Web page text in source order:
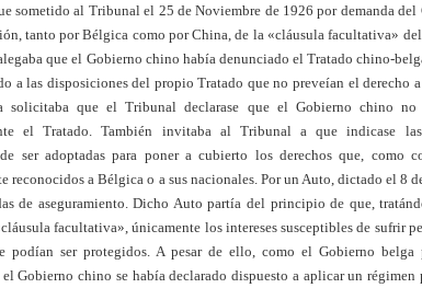
sometido al Tribunal el 25 de Noviembre de 1926 por demanda del
tanto por Bélgica como por China, de la «cláusula facultativa»
que el Gobierno chino había denunciado el Tratado chino-
a las disposiciones del propio Tratado que no preveían el derecho
solicitaba que el Tribunal declarase que el Gobierno chino no
el Tratado. También invitaba al Tribunal a que indicase las
ser adoptadas para poner a cubierto los derechos que, como
reconocidos a Bélgica o a sus nacionales. Por un Auto, dictado el 8
de aseguramiento. Dicho Auto partía del principio de que,
facultativa», únicamente los intereses susceptibles de sufrir
podían ser protegidos. A pesar de ello, como el Gobierno
Gobierno chino se había declarado dispuesto a aplicar un